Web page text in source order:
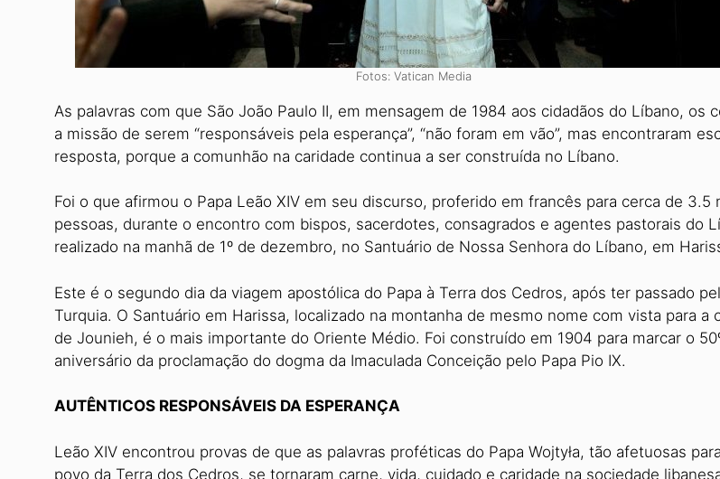
Fotos: Vatican Media
As palavras com que São João Paulo II, em mensagem de 1984 aos cidadãos do Líbano, os
a missão de serem “responsáveis ​​pela esperança”, “não foram em vão”, mas encontraram
resposta, porque a comunhão na caridade continua a ser construída no Líbano.
Foi o que afirmou o Papa Leão XIV em seu discurso, proferido em francês para cerca de 3.5
pessoas, durante o encontro com bispos, sacerdotes, consagrados e agentes pastorais do
realizado na manhã de 1º de dezembro, no Santuário de Nossa Senhora do Líbano, em
Este é o segundo dia da viagem apostólica do Papa à Terra dos Cedros, após ter passado
Turquia. O Santuário em Harissa, localizado na montanha de mesmo nome com vista para a
de Jounieh, é o mais importante do Oriente Médio. Foi construído em 1904 para marcar o
aniversário da proclamação do dogma da Imaculada Conceição pelo Papa Pio IX.
AUTÊNTICOS RESPONSÁVEIS DA ESPERANÇA
Leão XIV encontrou provas de que as palavras proféticas do Papa Wojtyła, tão afetuosas
povo da Terra dos Cedros, se tornaram carne, vida, cuidado e caridade na sociedade